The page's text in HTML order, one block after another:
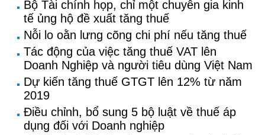
Bộ Tài chính họp, chỉ một chuyên gia kinh
tế ủng hộ đề xuất tăng thuế
Nỗi lo oằn lưng cõng chi phí nếu tăng thuế
Tác động của việc tăng thuế VAT lên
Doanh Nghiệp và người tiêu dùng Việt Nam
Dự kiến tăng thuế GTGT lên 12% từ năm
2019
Điều chỉnh, bổ sung 5 bộ luật về thuế áp
dụng đối với Doanh nghiệp